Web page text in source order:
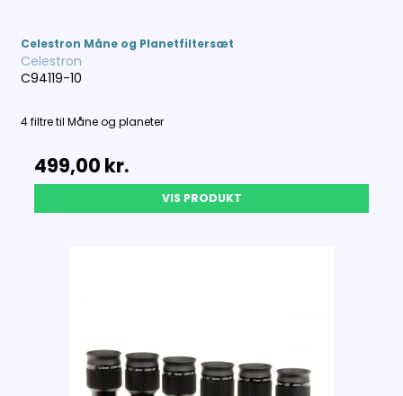
Celestron Måne og Planetfiltersæt
Celestron
C94119-10
4 filtre til Måne og planeter
499,00 kr.
VIS PRODUKT